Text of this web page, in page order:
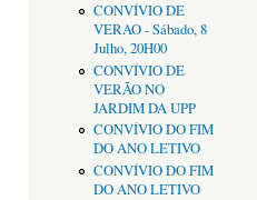
CONVÍVIO DE
VERAO - Sábado, 8
Julho, 20H00
CONVÍVIO DE
VERÃO NO
JARDIM DA UPP
CONVÍVIO DO FIM
DO ANO LETIVO
CONVÍVIO DO FIM
DO ANO LETIVO